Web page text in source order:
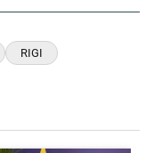
RIGI